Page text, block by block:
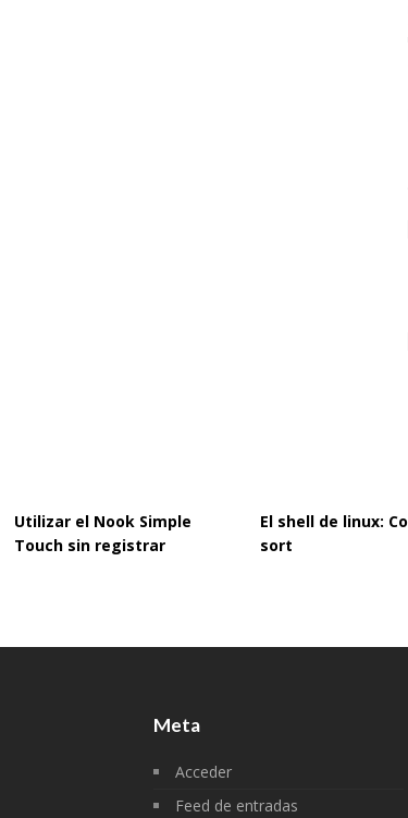
Utilizar el Nook Simple
Touch sin registrar
El shell de linux:
sort
Meta
Acceder
Feed de entradas